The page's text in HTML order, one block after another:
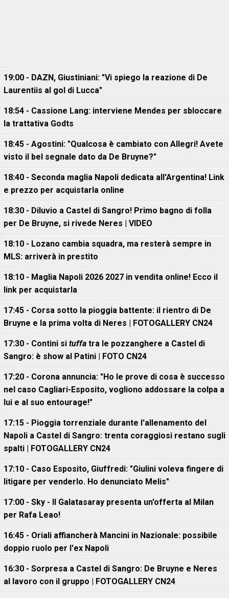
19:00 - DAZN, Giustiniani: "Vi spiego la reazione di De
Laurentiis al gol di Lucca"
18:54 - Cassione Lang: interviene Mendes per sbloccare
la trattativa Godts
18:45 - Agostini: "Qualcosa è cambiato con Allegri! Avete
visto il bel segnale dato da De Bruyne?"
18:40 - Seconda maglia Napoli dedicata all'Argentina! Link
e prezzo per acquistarla online
18:30 - Diluvio a Castel di Sangro! Primo bagno di folla
per De Bruyne, si rivede Neres | VIDEO
18:10 - Lozano cambia squadra, ma resterà sempre in
MLS: arriverà in prestito
18:10 - Maglia Napoli 2026 2027 in vendita online! Ecco il
link per acquistarla
17:45 - Corsa sotto la pioggia battente: il rientro di De
Bruyne e la prima volta di Neres | FOTOGALLERY CN24
17:30 - Contini si tuffa tra le pozzanghere a Castel di
Sangro: è show al Patini | FOTO CN24
17:20 - Corona annuncia: "Ho le prove di cosa è successo
nel caso Cagliari-Esposito, vogliono addossare la colpa a
lui e al suo entourage!"
17:15 - Pioggia torrenziale durante l'allenamento del
Napoli a Castel di Sangro: trenta coraggiosi restano sugli
spalti | FOTOGALLERY CN24
17:10 - Caso Esposito, Giuffredi: "Giulini voleva fingere di
litigare per venderlo. Ho denunciato Melis"
17:00 - Sky - Il Galatasaray presenta un'offerta al Milan
per Rafa Leao!
16:45 - Oriali affiancherà Mancini in Nazionale: possibile
doppio ruolo per l'ex Napoli
16:30 - Sorpresa a Castel di Sangro: De Bruyne e Neres
al lavoro con il gruppo | FOTOGALLERY CN24